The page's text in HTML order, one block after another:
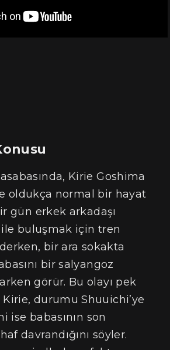
Kirie Goshima
oldukça normal bir hayat
gün erkek arkadaşı
buluşmak için tren
bir ara sokakta
bir salyangoz
görür. Bu olayı pek
durumu Shuuichi’ye
ise babasının son
davrandığını söyler.